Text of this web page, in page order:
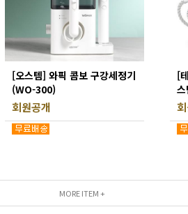
[오스템] 와픽 콤보 구강세정기
(WO-300)
회원공개
[
MORE ITEM +